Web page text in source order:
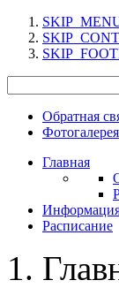
Обратная
Фотогалерея
Главная
Расписание